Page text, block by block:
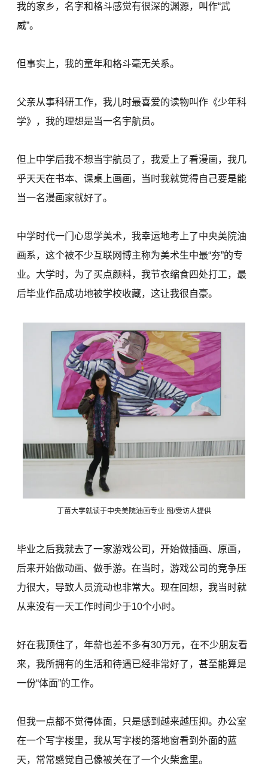
我的家乡，名字和格斗感觉有很深的渊源，叫作“武
威”。
但事实上，我的童年和格斗毫无关系。
父亲从事科研工作，我儿时最喜爱的读物叫作《少年科
学》，我的理想是当一名宇航员。
但上中学后我不想当宇航员了，我爱上了看漫画，我几
乎天天在书本、课桌上画画，当时我就觉得自己要是能
当一名漫画家就好了。
中学时代一门心思学美术，我幸运地考上了中央美院油
画系，这个被不少互联网博主称为美术生中最“夯”的专
业。大学时，为了买点颜料，我节衣缩食四处打工，最
后毕业作品成功地被学校收藏，这让我很自豪。
丁苗大学就读于中央美院油画专业 图/受访人提供
毕业之后我就去了一家游戏公司，开始做插画、原画，
后来开始做动画、做手游。在当时，游戏公司的竞争压
力很大，导致人员流动也非常大。现在回想，我当时就
从来没有一天工作时间少于10个小时。
好在我顶住了，年薪也差不多有30万元，在不少朋友看
来，我所拥有的生活和待遇已经非常好了，甚至能算是
一份“体面”的工作。
但我一点都不觉得体面，只是感到越来越压抑。办公室
在一个写字楼里，我从写字楼的落地窗看到外面的蓝
天，常常感觉自己像被关在了一个火柴盒里。